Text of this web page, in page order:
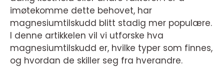
imøtekomme dette behovet, har
magnesiumtilskudd blitt stadig mer populære.
I denne artikkelen vil vi utforske hva
magnesiumtilskudd er, hvilke typer som finnes,
og hvordan de skiller seg fra hverandre.